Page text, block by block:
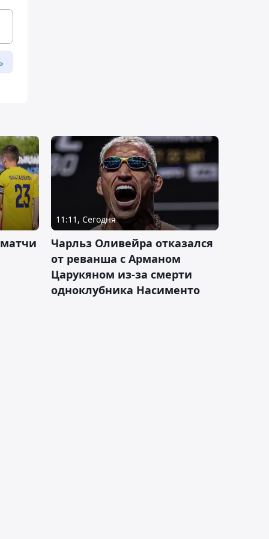
11:11, Сегодня
Чарльз Оливейра отказался
от реванша с Арманом
Царукяном из-за смерти
одноклубника Насименто